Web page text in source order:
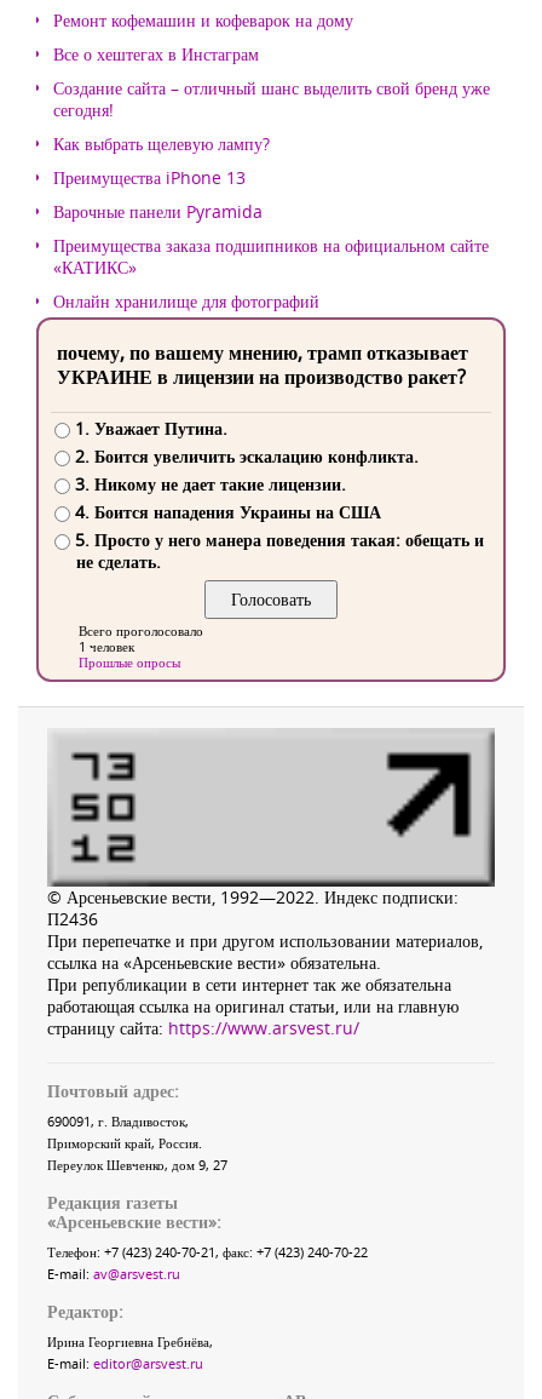
Ремонт кофемашин и кофеварок на дому
Все о хештегах в Инстаграм
Создание сайта – отличный шанс выделить свой бренд уже
сегодня!
Как выбрать щелевую лампу?
Преимущества iPhone 13
Варочные панели Pyramida
Преимущества заказа подшипников на официальном сайте
«КАТИКС»
Онлайн хранилище для фотографий
почему, по вашему мнению, трамп отказывает
УКРАИНЕ в лицензии на производство ракет?
1. Уважает Путина.
2. Боится увеличить эскалацию конфликта.
3. Никому не дает такие лицензии.
4. Боится нападения Украины на США
5. Просто у него манера поведения такая: обещать и
не сделать.
Всего проголосовало
1 человек
Прошлые опросы
© Арсеньевские вести, 1992—2022. Индекс подписки:
П2436
При перепечатке и при другом использовании материалов,
ссылка на «Арсеньевские вести» обязательна.
При републикации в сети интернет так же обязательна
работающая ссылка на оригинал статьи, или на главную
страницу сайта: https://www.arsvest.ru/
Почтовый адрес:
690091, г. Владивосток,
Приморский край, Россия
Переулок Шевченко, дом 9, 27
Редакция газеты
«Арсеньевские вести»:
Телефон: +7 (423) 240-70-21, факс: +7 (423) 240-70-22
E-mail: av@arsvest.ru
Редактор:
Ирина Георгиевна Гребнёва,
E-mail: editor@arsvest.ru